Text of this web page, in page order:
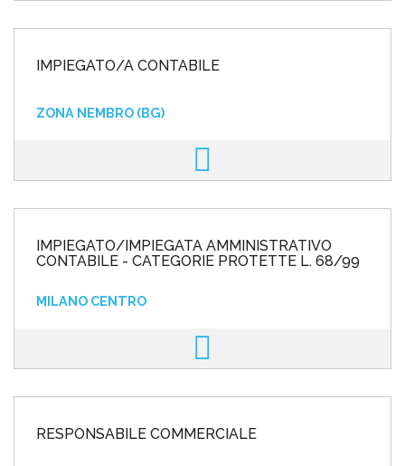
IMPIEGATO/A CONTABILE
ZONA NEMBRO (BG)
IMPIEGATO/IMPIEGATA AMMINISTRATIVO
CONTABILE - CATEGORIE PROTETTE L. 68/99
MILANO CENTRO
RESPONSABILE COMMERCIALE